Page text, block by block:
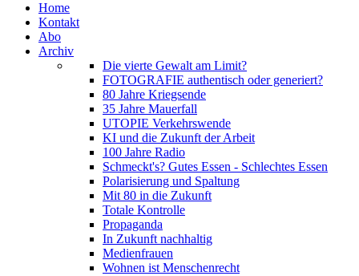
Home
Kontakt
Abo
Archiv
Die vierte Gewalt am Limit?
FOTOGRAFIE authentisch oder generiert?
80 Jahre Kriegsende
35 Jahre Mauerfall
UTOPIE Verkehrswende
KI und die Zukunft der Arbeit
100 Jahre Radio
Schmeckt's? Gutes Essen - Schlechtes Essen
Polarisierung und Spaltung
Mit 80 in die Zukunft
Totale Kontrolle
Propaganda
In Zukunft nachhaltig
Medienfrauen
Wohnen ist Menschenrecht